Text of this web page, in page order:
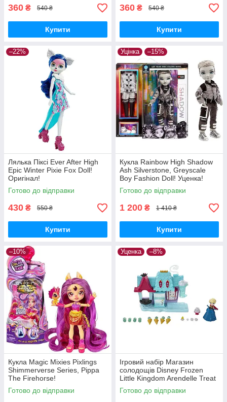
360 ₴ 540 ₴
Купити
360 ₴ 540 ₴
Купити
–22%
Лялька Піксі Ever After High
Epic Winter Pixie Fox Doll!
Оригінал!
Готово до відправки
430 ₴ 550 ₴
Купити
Уцінка –15%
Кукла Rainbow High Shadow
Ash Silverstone, Greyscale
Boy Fashion Doll! Уценка!
Готово до відправки
1 200 ₴ 1 410 ₴
Купити
–10%
Кукла Magic Mixies Pixlings
Shimmerverse Series, Pippa
The Firehorse!
Готово до відправки
Уценка –8%
Ігровий набір Магазин
солодощів Disney Frozen
Little Kingdom Arendelle Treat
Shoppe! ОЧЕНКА! Читайте
опис.
Готово до відправки